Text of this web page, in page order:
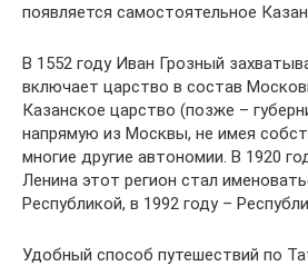
появляется самостоятельное
В 1552 году Иван Грозный
включает царство в состав
Казанское царство (позже –
напрямую из Москвы, не имея
многие другие автономии. В 1920
Ленина этот регион стал
Республикой, в 1992 году –
Удобный способ путешествий по